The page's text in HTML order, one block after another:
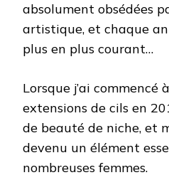
absolument obsédées
artistique, et chaque
plus en plus courant…
Lorsque j’ai commencé
extensions de cils en
de beauté de niche, et
devenu un élément
nombreuses femmes.